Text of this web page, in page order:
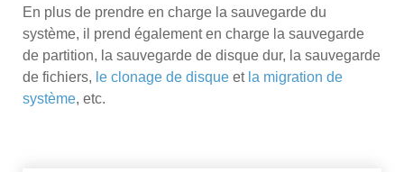
En plus de prendre en charge la sauvegarde du
système, il prend également en charge la sauvegarde
de partition, la sauvegarde de disque dur, la sauvegarde
de fichiers, le clonage de disque et la migration de
système, etc.